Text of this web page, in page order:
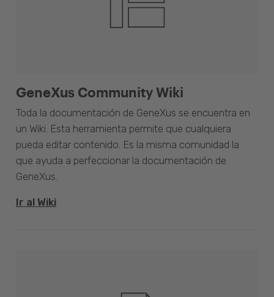
GeneXus Community Wiki
Toda la documentación de GeneXus se encuentra en
un Wiki. Esta herramienta permite que cualquiera
pueda editar contenido. Es la misma comunidad la
que ayuda a perfeccionar la documentación de
GeneXus.
Ir al Wiki